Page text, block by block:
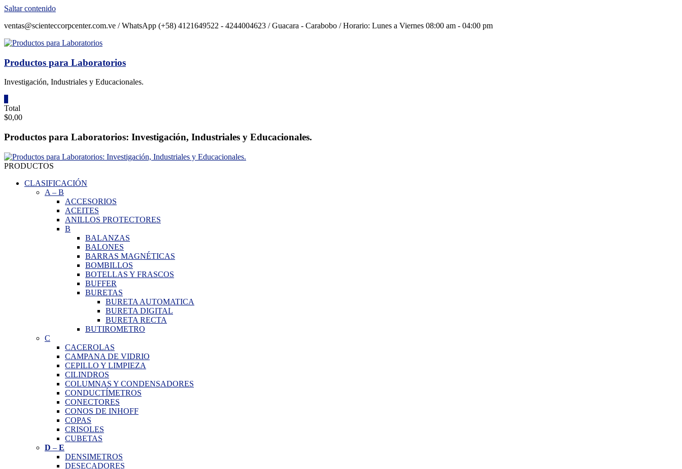
Saltar contenido
ventas@scienteccorpcenter.com.ve / WhatsApp (+58) 4121649522 - 4244004623 / Guacara - Carabobo / Horario: Lunes a Viernes 08:00 am - 04:00 pm
Productos para Laboratorios
Investigación, Industriales y Educacionales.
Total
$0,00
Productos para Laboratorios: Investigación, Industriales y Educacionales.
PRODUCTOS
CLASIFICACIÓN
A – B
ACCESORIOS
ACEITES
ANILLOS PROTECTORES
B
BALANZAS
BALONES
BARRAS MAGNÉTICAS
BOMBILLOS
BOTELLAS Y FRASCOS
BUFFER
BURETAS
BURETA AUTOMATICA
BURETA DIGITAL
BURETA RECTA
BUTIROMETRO
C
CACEROLAS
CAMPANA DE VIDRIO
CEPILLO Y LIMPIEZA
CILINDROS
COLUMNAS Y CONDENSADORES
CONDUCTÍMETROS
CONECTORES
CONOS DE INHOFF
COPAS
CRISOLES
CUBETAS
D – E
DENSIMETROS
DESECADORES